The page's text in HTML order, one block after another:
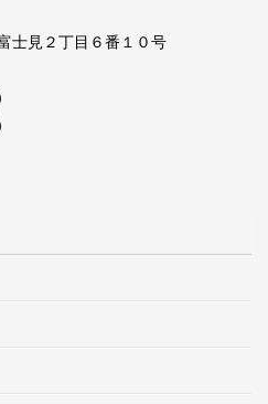
士見２丁目６番１０号